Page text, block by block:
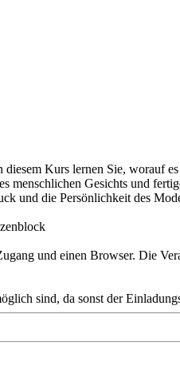
Kurs lernen Sie, worauf
menschlichen Gesichts und
und die Persönlichkeit des
und einen Browser. Die
sind, da sonst der